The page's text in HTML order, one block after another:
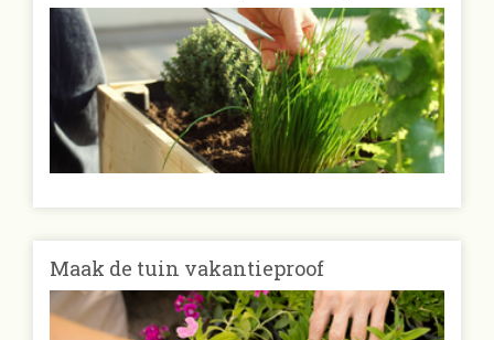
Maak de tuin vakantieproof